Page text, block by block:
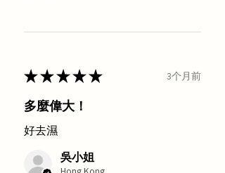
★★★★★ 3个月前
多麼偉大！
好去濕
吳小姐